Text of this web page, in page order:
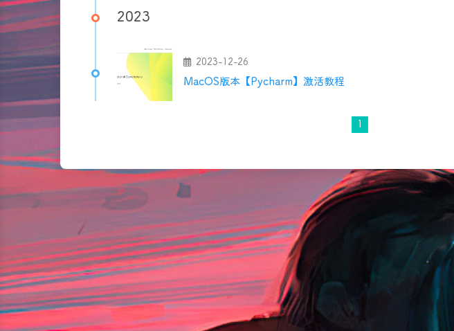
2023
2023-12-26
MacOS版本【Pycharm】激活教程
1